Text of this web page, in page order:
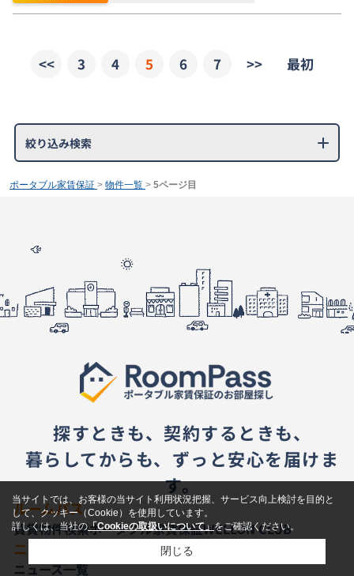
<< 3 4 5 6 7 >> 最初
絞り込み検索
ポータブル家賃保証 > 物件一覧 > 5ページ目
探すときも、契約するときも、
暮らしてからも、ずっと安心を届けま
す。
ルームパス
賃貸物件検索ポータブル家賃保証WELLON CLUB
ニュース
ニュース一覧
当サイトでは、お客様の当サイト利用状況把握、サービス向上検討を目的と
して、クッキー（Cookie）を使用しています。
詳しくは、当社の「Cookieの取扱いについて」をご確認ください。
閉じる